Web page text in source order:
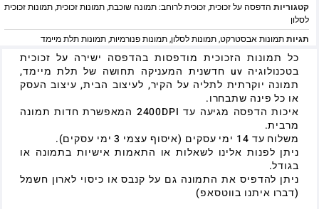
קטגוריות הדפסה על זכוכית,זכוכית לרוחב: תמונה שוכבת,תמונות זכוכית,תמונות זכוכית
לסלון
תגיותתמונות אבסטרקט,תמונות לסלון,תמונות פנורמיות,תמונות תלת מיימד
כל תמונות הזכוכית מודפסות בהדפסה ישירה על זכוכית
בטכנולוגיה uv חדשנית המעניקה תחושה של תלת מיימד,
תמונה יוקרתית לתליה על הקיר, לעיצוב הבית, עיצוב העסק
או כל פינה שתבחרו.
איכות הדפסה מגיעה עד 2400DPI המאפשרת חדות תמונה
מרבית.
משלוח עד 14 ימי עסקים (איסוף עצמי 3 ימי עסקים).
ניתן לפנות אלינו לשאלות או התאמות אישיות בתמונה או
בגודל.
ניתן להדפיס את התמונה גם על קנבס או כיסוי לארון חשמל
(דברו איתנו בווטסאפ)